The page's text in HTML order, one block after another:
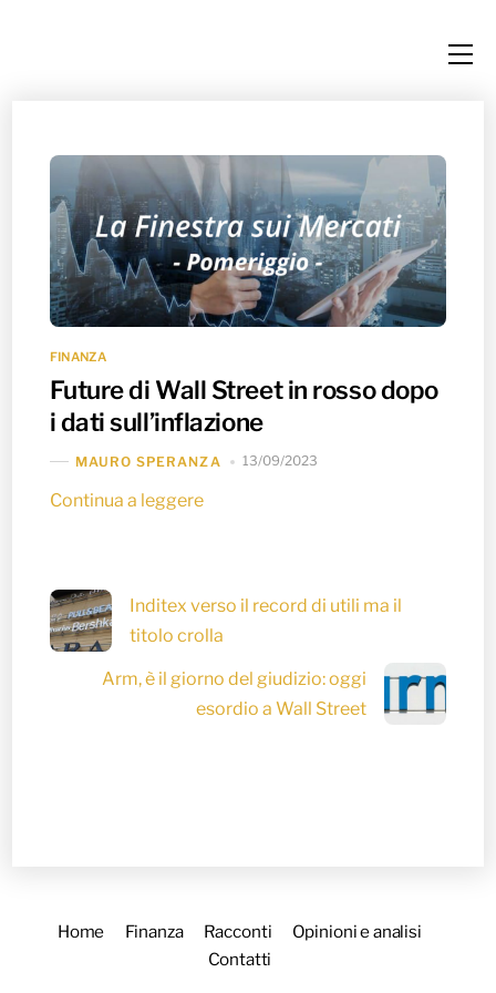
FINANZA
Future di Wall Street in rosso dopo
i dati sull’inflazione
MAURO SPERANZA 13/09/2023
Continua a leggere
Inditex verso il record di utili ma il
titolo crolla
Arm, è il giorno del giudizio: oggi
esordio a Wall Street
Home Finanza Racconti
Opinioni e analisi
Contatti